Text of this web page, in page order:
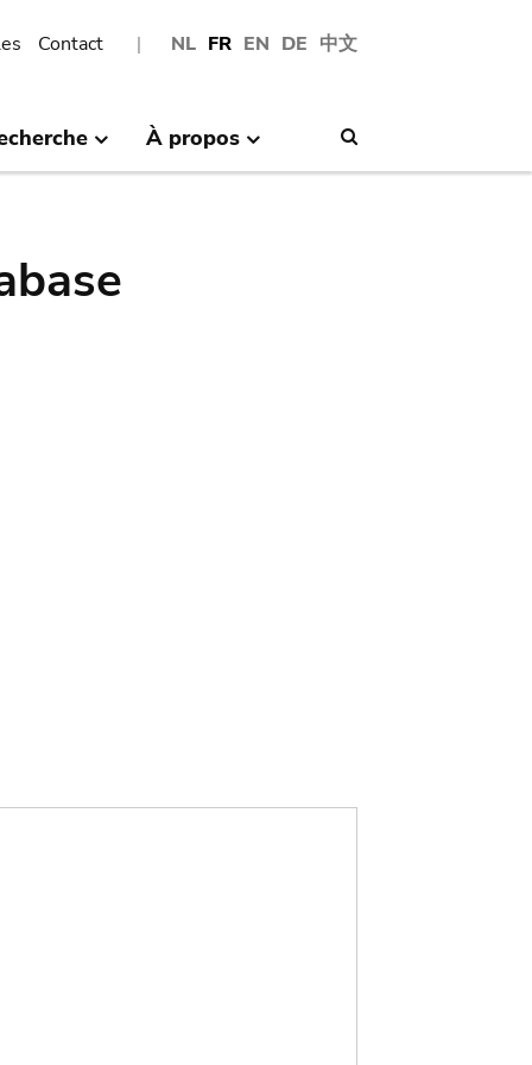
NL FR EN DE 中文
Contact
À propos